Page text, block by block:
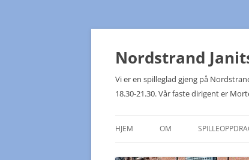
Hopp
Nordstrand
Vi er en spilleglad gjeng på
18.30-21.30. Vår faste dirigent er
HJEM OM